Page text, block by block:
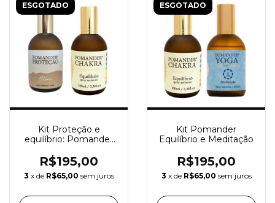
ESGOTADO
Kit Proteção e
equilíbrio: Pomander
Equilíbrio
R$195,00
3 x de R$65,00 sem juros
ESGOTADO
Kit Pomander
Equilíbrio e Meditação
R$195,00
3 x de R$65,00 sem juros